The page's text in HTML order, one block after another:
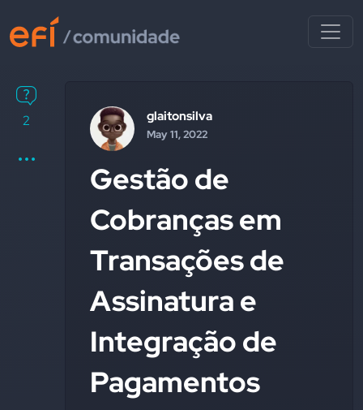
2 glaitonsilva
May 11, 2022
Gestão de
Cobranças em
Transações de
Assinatura e
Integração de
Pagamentos